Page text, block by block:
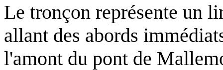
Le tronçon représente un
allant des abords
l'amont du pont de